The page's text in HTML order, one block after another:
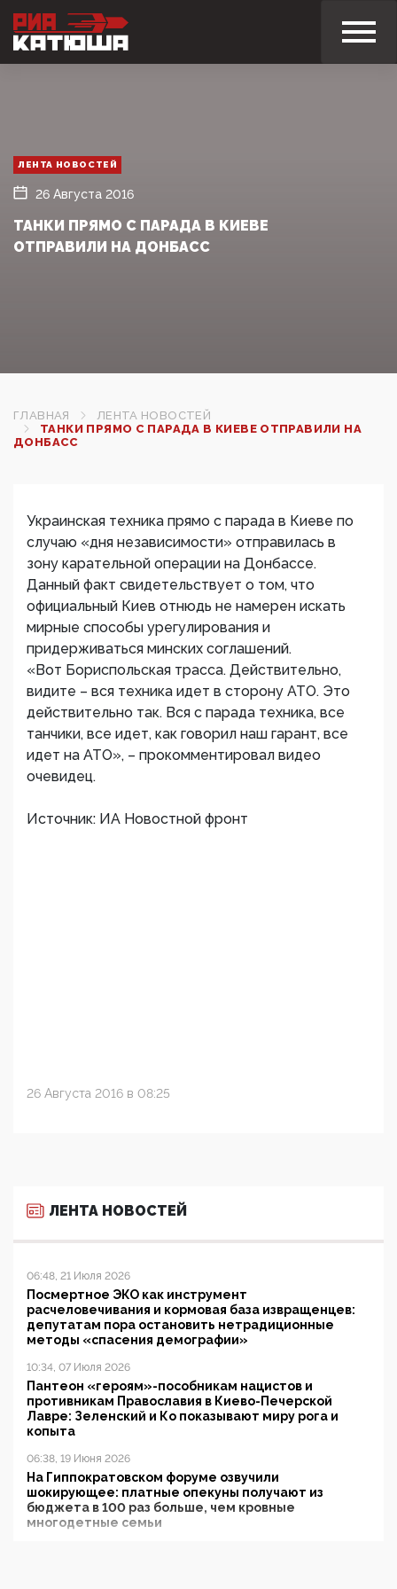
ЛЕНТА НОВОСТЕЙ
26 Августа 2016
ТАНКИ ПРЯМО С ПАРАДА В КИЕВЕ
ОТПРАВИЛИ НА ДОНБАСС
ГЛАВНАЯ
ЛЕНТА НОВОСТЕЙ
ТАНКИ ПРЯМО С ПАРАДА В КИЕВЕ ОТПРАВИЛИ НА
ДОНБАСС
Украинская техника прямо с парада в Киеве по
случаю «дня независимости» отправилась в
зону карательной операции на Донбассе.
Данный факт свидетельствует о том, что
официальный Киев отнюдь не намерен искать
мирные способы урегулирования и
придерживаться минских соглашений.
«Вот Бориспольская трасса. Действительно,
видите – вся техника идет в сторону АТО. Это
действительно так. Вся с парада техника, все
танчики, все идет, как говорил наш гарант, все
идет на АТО», – прокомментировал видео
очевидец.
Источник: ИА Новостной фронт
26 Августа 2016 в 08:25
ЛЕНТА НОВОСТЕЙ
06:48, 21 Июля 2026
Посмертное ЭКО как инструмент
расчеловечивания и кормовая база извращенцев:
депутатам пора остановить нетрадиционные
методы «спасения демографии»
10:34, 07 Июля 2026
Пантеон «героям»-пособникам нацистов и
противникам Православия в Киево-Печерской
Лавре: Зеленский и Ко показывают миру рога и
копыта
06:38, 19 Июня 2026
На Гиппократовском форуме озвучили
шокирующее: платные опекуны получают из
бюджета в 100 раз больше, чем кровные
многодетные семьи